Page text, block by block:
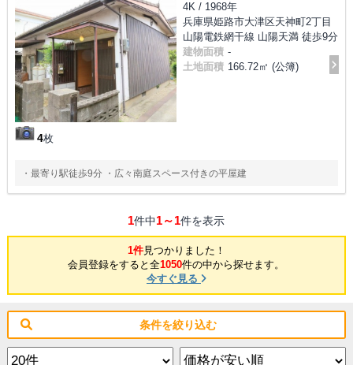
4枚
4K / 1968年
兵庫県姫路市大津区天神町2丁目
山陽電鉄網干線 山陽天満 徒歩9分
建物面積 -
土地面積 166.72㎡ (公簿)
・最寄り駅徒歩9分 ・広々南庭スペース付きの平屋建
1件中1～1件を表示
1件見つかりました！
会員登録をすると全1050件の中から探せます。
今すぐ見る
条件を絞り込む